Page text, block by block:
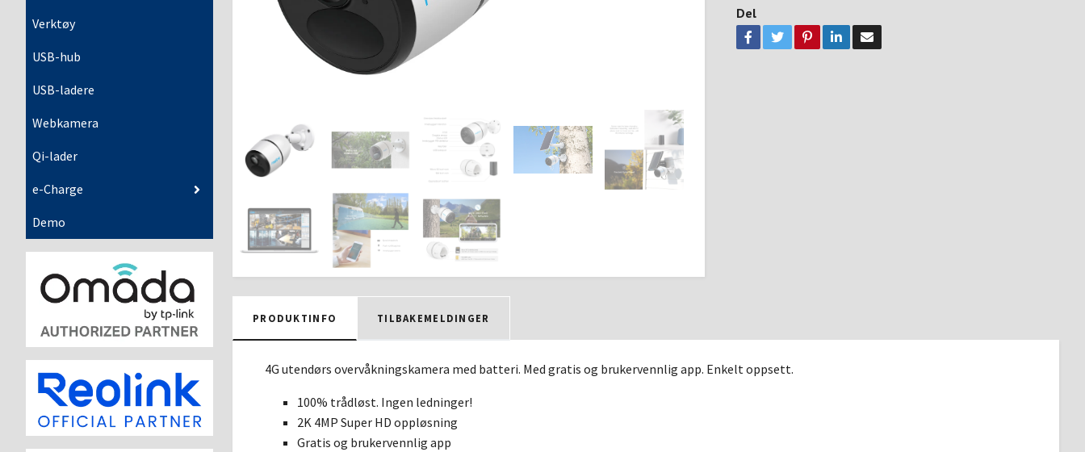
Verktøy
USB-hub
USB-ladere
Webkamera
Qi-lader
e-Charge
Demo
Del
PRODUKTINFO TILBAKEMELDINGER
4G utendørs overvåkningskamera med batteri. Med gratis og brukervennlig app. Enkelt oppsett.
100% trådløst. Ingen ledninger!
2K 4MP Super HD oppløsning
Gratis og brukervennlig app